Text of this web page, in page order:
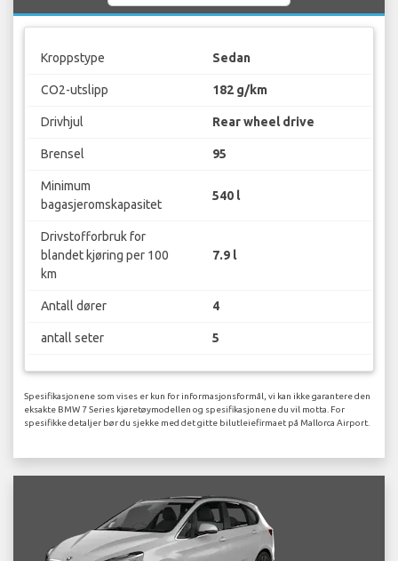
Kroppstype Sedan
CO2-utslipp 182 g/km
Drivhjul Rear wheel drive
Brensel 95
Minimum
bagasjeromskapasitet
540 l
Drivstofforbruk for
blandet kjøring per 100
km
7.9 l
Antall dører 4
antall seter 5
Spesifikasjonene som vises er kun for informasjonsformål, vi kan ikke garantere den
eksakte BMW 7 Series kjøretøymodellen og spesifikasjonene du vil motta. For
spesifikke detaljer bør du sjekke med det gitte bilutleiefirmaet på Mallorca Airport.